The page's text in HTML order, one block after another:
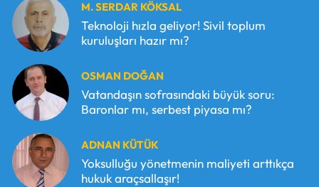
M. SERDAR KÖKSAL
Teknoloji hızla geliyor! Sivil toplum
kuruluşları hazır mı?
OSMAN DOĞAN
Vatandaşın sofrasındaki büyük soru:
Baronlar mı, serbest piyasa mı?
ADNAN KÜTÜK
Yoksulluğu yönetmenin maliyeti arttıkça
hukuk araçsallaşır!